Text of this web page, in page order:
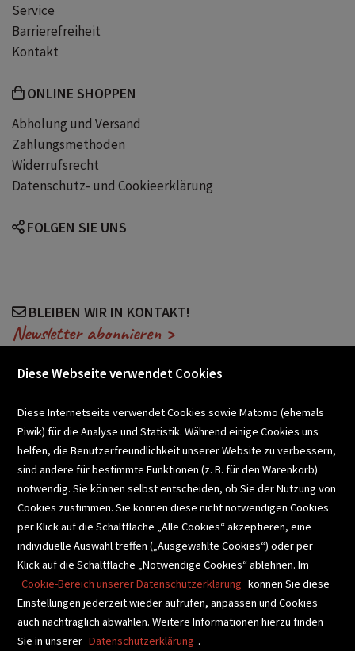
Service
Barrierefreiheit
Kontakt
ONLINE SHOPPEN
Abholung und Versand
Zahlungsmethoden
Widerrufsrecht
Datenschutz- und Cookieerklärung
FOLGEN SIE UNS
BLEIBEN WIR IN KONTAKT!
Newsletter abonnieren >
SCHULBUCHSERVICE
BUCHEMPFEHLUNGEN
BIBLIOTHEKSSERVICE
VIDEO-TIPPS
Diese Webseite verwendet Cookies
Diese Internetseite verwendet Cookies sowie Matomo (ehemals
Piwik) für die Analyse und Statistik. Während einige Cookies uns
helfen, die Benutzerfreundlichkeit unserer Website zu verbessern,
sind andere für bestimmte Funktionen (z. B. für den Warenkorb)
notwendig. Sie können selbst entscheiden, ob Sie der Nutzung von
Cookies zustimmen. Sie können diese nicht notwendigen Cookies
per Klick auf die Schaltfläche „Alle Cookies“ akzeptieren, eine
individuelle Auswahl treffen („Ausgewählte Cookies“) oder per
Klick auf die Schaltfläche „Notwendige Cookies“ ablehnen. Im
Cookie-Bereich unserer Datenschutzerklärung können Sie diese
Einstellungen jederzeit wieder aufrufen, anpassen und Cookies
auch nachträglich abwählen. Weitere Informationen hierzu finden
Sie in unserer Datenschutzerklärung .